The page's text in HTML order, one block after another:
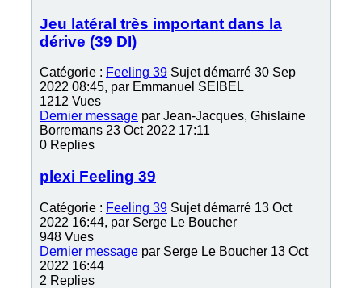
Jeu latéral très important dans la
dérive (39 DI)
Catégorie : Feeling 39 Sujet démarré 30 Sep
2022 08:45, par Emmanuel SEIBEL
1212 Vues
Dernier message par Jean-Jacques, Ghislaine
Borremans 23 Oct 2022 17:11
0 Replies
plexi Feeling 39
Catégorie : Feeling 39 Sujet démarré 13 Oct
2022 16:44, par Serge Le Boucher
948 Vues
Dernier message par Serge Le Boucher 13 Oct
2022 16:44
2 Replies